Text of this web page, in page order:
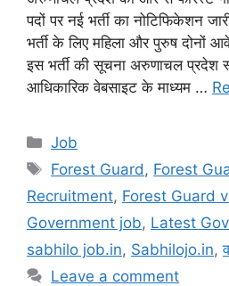
पदों पर नई भर्ती का नोटिफिकेशन
भर्ती के लिए महिला और पुरुष दोनों
इस भर्ती की सूचना अरुणाचल प्रदेश
आधिकारिक वेबसाइट के माध्यम …
Categories
Job
Tags
Forest Guard , Forest
Recruitment, Forest Guard
Government job, Latest
sabhilo job.in, Sabhilojo.in,
Leave a comment